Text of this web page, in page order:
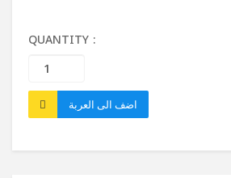
QUANTITY :
اضف الى العربة